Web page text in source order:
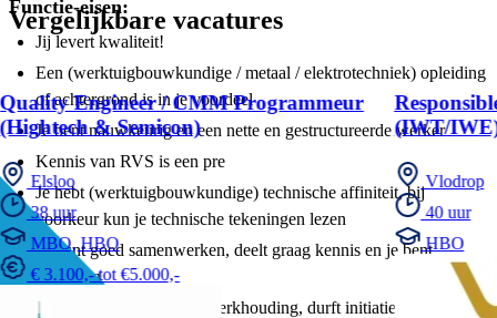
Functie-eisen:
Jij levert kwaliteit!
Een (werktuigbouwkundige / metaal / elektrotechniek) opleiding
of achtergrond is in je voordeel
Je bent nauwkeurig en een nette en gestructureerde werker
Kennis van RVS is een pre
Je hebt (werktuigbouwkundige) technische affiniteit, bij
voorkeur kun je technische tekeningen lezen
Je kunt goed samenwerken, deelt graag kennis en je bent
leergierig
Je hebt een zelfstandige werkhouding, durft initiatief te tonen en
Vergelijkbare vacatures
Quality Engineer / CMM Programmeur
(Hightech & Semicon)
Elsloo
38 uur
MBO, HBO
€ 3.100,- tot €5.000,-
(IWT/
Vlodrop
40 uur
HBO